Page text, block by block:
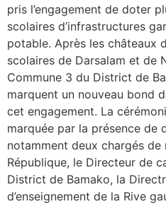
pris l’engagement de doter
scolaires d’infrastructures
potable. Après les châteaux
scolaires de Darsalam et de
Commune 3 du District de
marquent un nouveau bond
cet engagement. La
marquée par la présence de
notamment deux chargés
République, le Directeur de
District de Bamako, la
d’enseignement de la Rive